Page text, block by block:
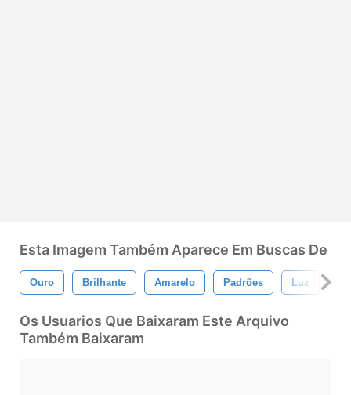
Esta Imagem Também Aparece Em Buscas De
Ouro Brilhante Amarelo Padrões Luz
Os Usuarios Que Baixaram Este Arquivo
Também Baixaram